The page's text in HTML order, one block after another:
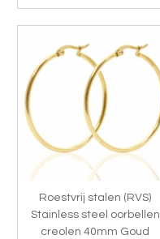
Roestvrij stalen (RVS)
Stainless steel oorbellen
creolen 40mm Goud